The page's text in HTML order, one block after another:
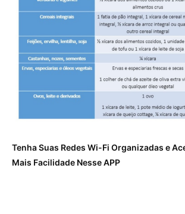
Tenha Suas Redes Wi-Fi Organizadas e
Mais Facilidade Nesse APP